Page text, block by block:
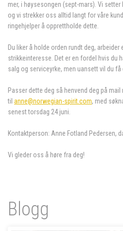
mer, i høysesongen (sept-mars). Vi setter
og vi strekker oss alltid langt for våre
ringehjelper å opprettholde dette.
Du liker å holde orden rundt deg,
strikkeinteresse. Det er en fordel hvis du
salg og serviceyrke, men uansett vil du
Passer dette deg så henvend deg på
til anne@norwegian-spirit.com, med
senest torsdag 24.juni.
Kontaktperson: Anne Fotland Pedersen,
Vi gleder oss å høre fra deg!
Blogg